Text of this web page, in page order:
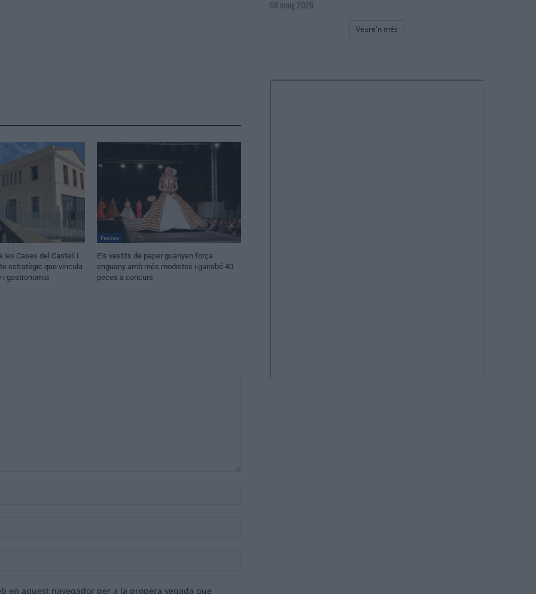
les Cases del Castell i
estratègic que vincula
i gastronomia
Festes
Els vestits de paper guanyen força
enguany amb més modistes i gairebé 40
peces a concurs
en aquest navegador per a la propera vegada que
08 maig 2026
Veure'n més